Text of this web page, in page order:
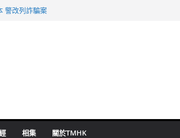
警改列詐騙案
相集 關於TMHK